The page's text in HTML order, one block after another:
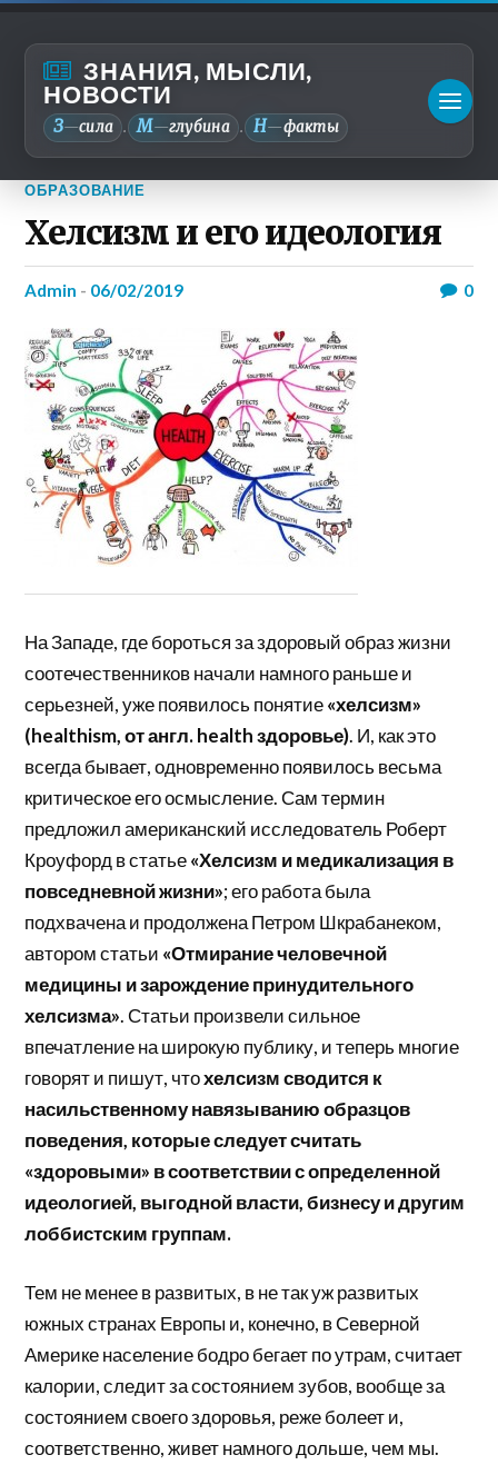
ЗНАНИЯ, МЫСЛИ,
НОВОСТИ
З—сила . М—глубина . Н—факты
ОБРАЗОВАНИЕ
Хелсизм и его идеология
admin - 06/02/2019 0
На Западе, где бороться за здоровый образ жизни
соотечественников начали намного раньше и
серьезней, уже появилось понятие«хелсизм»
(healthism, от англ. health здоровье). И, как это
всегда бывает, одновременно появилось весьма
критическое его осмысление. Сам термин
предложил американский исследователь Роберт
Кроуфорд в статье«Хелсизм и медикализация в
повседневной жизни»; его работа была
подхвачена и продолжена Петром Шкрабанеком,
автором статьи «Отмирание человечной
медицины и зарождение принудительного
хелсизма». Статьи произвели сильное
впечатление на широкую публику, и теперь многие
говорят и пишут, чтохелсизм сводится к
насильственному навязыванию образцов
поведения, которые следует считать
«здоровыми» в соответствии с определенной
идеологией, выгодной власти, бизнесу и другим
лоббистским группам.
Тем не менее в развитых, в не так уж развитых
южных странах Европы и, конечно, в Северной
Америке население бодро бегает по утрам, считает
калории, следит за состоянием зубов, вообще за
состоянием своего здоровья, реже болеет и,
соответственно, живет намного дольше, чем мы.